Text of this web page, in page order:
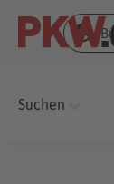
Suchen